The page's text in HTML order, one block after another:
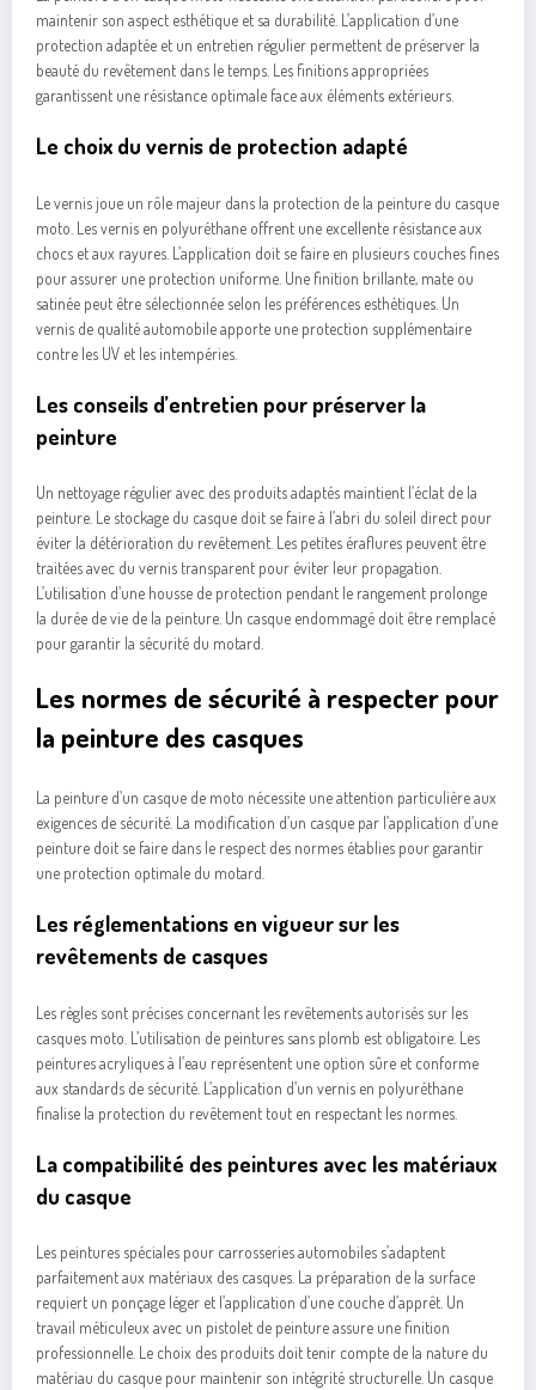
maintenir son aspect esthétique et sa durabilité. L’application d’une
protection adaptée et un entretien régulier permettent de préserver la
beauté du revêtement dans le temps. Les finitions appropriées
garantissent une résistance optimale face aux éléments extérieurs.
Le choix du vernis de protection adapté
Le vernis joue un rôle majeur dans la protection de la peinture du casque
moto. Les vernis en polyuréthane offrent une excellente résistance aux
chocs et aux rayures. L’application doit se faire en plusieurs couches fines
pour assurer une protection uniforme. Une finition brillante, mate ou
satinée peut être sélectionnée selon les préférences esthétiques. Un
vernis de qualité automobile apporte une protection supplémentaire
contre les UV et les intempéries.
Les conseils d’entretien pour préserver la
peinture
Un nettoyage régulier avec des produits adaptés maintient l’éclat de la
peinture. Le stockage du casque doit se faire à l’abri du soleil direct pour
éviter la détérioration du revêtement. Les petites éraflures peuvent être
traitées avec du vernis transparent pour éviter leur propagation.
L’utilisation d’une housse de protection pendant le rangement prolonge
la durée de vie de la peinture. Un casque endommagé doit être remplacé
pour garantir la sécurité du motard.
Les normes de sécurité à respecter pour
la peinture des casques
La peinture d’un casque de moto nécessite une attention particulière aux
exigences de sécurité. La modification d’un casque par l’application d’une
peinture doit se faire dans le respect des normes établies pour garantir
une protection optimale du motard.
Les réglementations en vigueur sur les
revêtements de casques
Les règles sont précises concernant les revêtements autorisés sur les
casques moto. L’utilisation de peintures sans plomb est obligatoire. Les
peintures acryliques à l’eau représentent une option sûre et conforme
aux standards de sécurité. L’application d’un vernis en polyuréthane
finalise la protection du revêtement tout en respectant les normes.
La compatibilité des peintures avec les matériaux
du casque
Les peintures spéciales pour carrosseries automobiles s’adaptent
parfaitement aux matériaux des casques. La préparation de la surface
requiert un ponçage léger et l’application d’une couche d’apprêt. Un
travail méticuleux avec un pistolet de peinture assure une finition
professionnelle. Le choix des produits doit tenir compte de la nature du
matériau du casque pour maintenir son intégrité structurelle. Un casque